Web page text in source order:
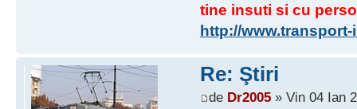
tine insuti si cu
http://
Re: Ştiri
de Dr2005» Vin 04 Ian